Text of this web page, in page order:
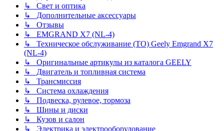
↳ Свет и оптика
↳ Дополнительные аксессуары
↳ Отзывы
↳ EMGRAND X7 (NL-4)
↳ Техническое обслуживание (ТО) Geely Emgrand X7
(NL-4)
↳ Оригинальные артикулы из каталога GEELY
↳ Двигатель и топливная система
↳ Трансмиссия
↳ Система охлаждения
↳ Подвеска, рулевое, тормоза
↳ Шины и диски
↳ Кузов и салон
↳ Электрика и электрооборудование